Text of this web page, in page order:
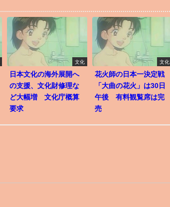
文化
日本文化の海外展開へ
の支援、文化財修理な
ど大幅増 文化庁概算
要求
文化
花火師の日本一決定戦
「大曲の花火」は30日
午後 有料観覧席は完
売